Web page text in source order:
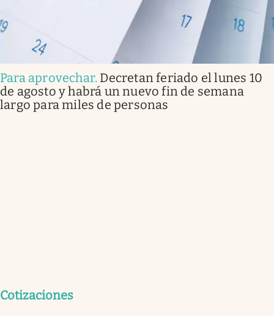
Para aprovechar. Decretan feriado el lunes 10
de agosto y habrá un nuevo fin de semana
largo para miles de personas
Cotizaciones